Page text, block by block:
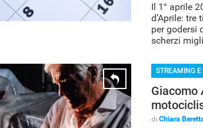
Il 1° aprile
d’Aprile: tre
per godersi
scherzi
STREAMING E
Giacomo
di Chiara